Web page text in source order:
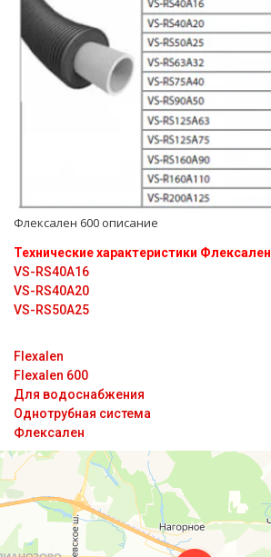
Флексален 600 описание
Технические характеристики Флексален
VS-RS40A16
VS-RS40A20
VS-RS50A25
Flexalen
Flexalen 600
Для водоснабжения
Однотрубная система
Флексален